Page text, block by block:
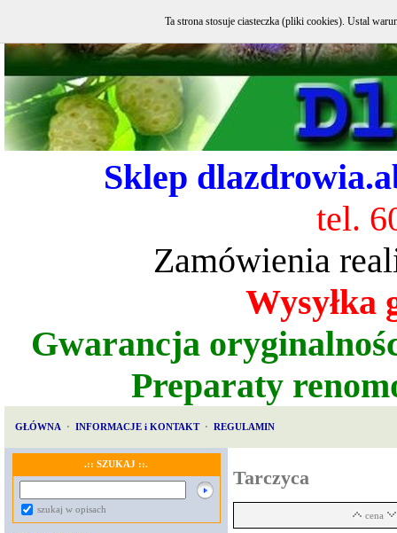
Sklep
tel.
Zamówienia
Wysyłka
Gwarancja
Preparaty
GŁÓWNA · INFORMACJE i KONTAKT · REGULAMIN
.:: SZUKAJ ::.
szukaj w opisach
Tarczyca
cena
Ta strona stosuje ciasteczka (pliki cookies). Ustal